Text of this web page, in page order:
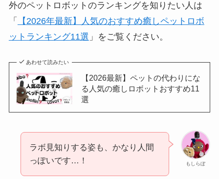
外のペットロボットのランキングを知りたい人は
「
【2026年最新】人気のおすすめ癒しペットロボ
ットランキング11選 」をご覧ください。
あわせて読みたい
【2026最新】ペットの代わりにな
る人気の癒しロボットおすすめ11
選
もしらぼ
ラボ見知りする姿も、かなり人間
っぽいです…！